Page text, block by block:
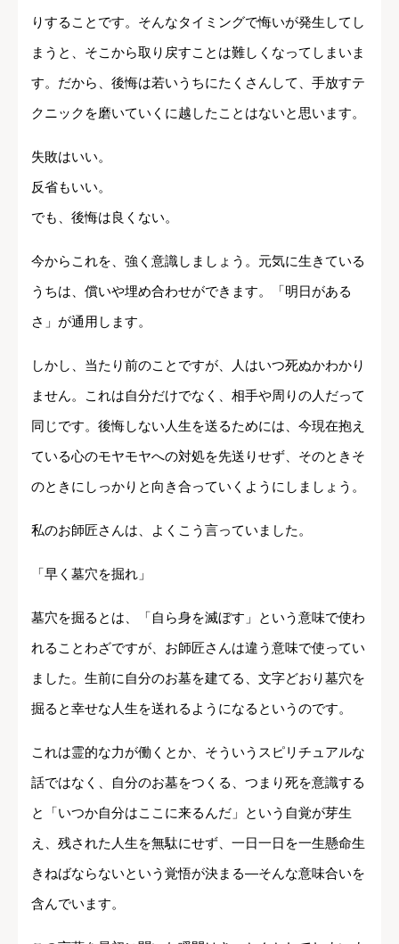
りすることです。そんなタイミングで悔いが発生してし
まうと、そこから取り戻すことは難しくなってしまいま
す。だから、後悔は若いうちにたくさんして、手放すテ
クニックを磨いていくに越したことはないと思います。
失敗はいい。
反省もいい。
でも、後悔は良くない。
今からこれを、強く意識しましょう。元気に生きている
うちは、償いや埋め合わせができます。「明日がある
さ」が通用します。
しかし、当たり前のことですが、人はいつ死ぬかわかり
ません。これは自分だけでなく、相手や周りの人だって
同じです。後悔しない人生を送るためには、今現在抱え
ている心のモヤモヤへの対処を先送りせず、そのときそ
のときにしっかりと向き合っていくようにしましょう。
私のお師匠さんは、よくこう言っていました。
「早く墓穴を掘れ」
墓穴を掘るとは、「自ら身を滅ぼす」という意味で使わ
れることわざですが、お師匠さんは違う意味で使ってい
ました。生前に自分のお墓を建てる、文字どおり墓穴を
掘ると幸せな人生を送れるようになるというのです。
これは霊的な力が働くとか、そういうスピリチュアルな
話ではなく、自分のお墓をつくる、つまり死を意識する
と「いつか自分はここに来るんだ」という自覚が芽生
え、残された人生を無駄にせず、一日一日を一生懸命生
きねばならないという覚悟が決まる―そんな意味合いを
含んでいます。